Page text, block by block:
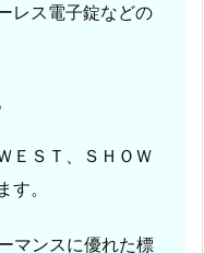
レス電子錠などの
ＥＳＴ、ＳＨＯＷ
。
マンスに優れた標